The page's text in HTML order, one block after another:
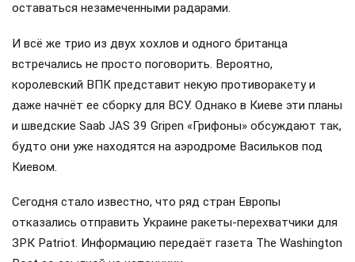
оставаться незамеченными радарами.
И всё же трио из двух хохлов и одного британца
встречались не просто поговорить. Вероятно,
королевский ВПК представит некую противоракету и
даже начнёт ее сборку для ВСУ. Однако в Киеве эти планы
и шведские Saab JAS 39 Gripen «Грифоны» обсуждают так,
будто они уже находятся на аэродроме Васильков под
Киевом.
Сегодня стало известно, что ряд стран Европы
отказались отправить Украине ракеты-перехватчики для
ЗРК Patriot. Информацию передаёт газета The Washington